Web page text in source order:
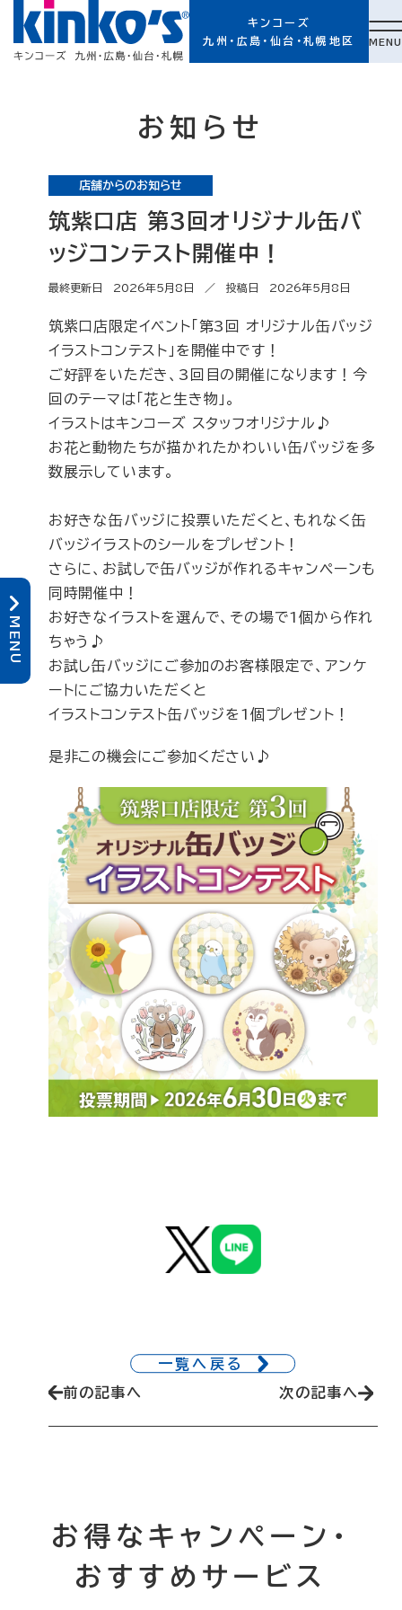
キンコーズ
九州・広島・仙台・札幌地区
MENU
M
E
N
U
お知らせ
店舗からのお知らせ
筑紫口店 第3回オリジナル缶バ
ッジコンテスト開催中！
最終更新日 2026年5月8日 ／ 投稿日 2026年5月8日
筑紫口店限定イベント「第3回 オリジナル缶バッジ
イラストコンテスト」を開催中です！
ご好評をいただき、3回目の開催になります！今
回のテーマは「花と生き物」。
イラストはキンコーズ スタッフオリジナル♪
お花と動物たちが描かれたかわいい缶バッジを多
数展示しています。
お好きな缶バッジに投票いただくと、もれなく缶
バッジイラストのシールをプレゼント！
さらに、お試しで缶バッジが作れるキャンペーンも
同時開催中！
お好きなイラストを選んで、その場で1個から作れ
ちゃう♪
お試し缶バッジにご参加のお客様限定で、アンケ
ートにご協力いただくと
イラストコンテスト缶バッジを1個プレゼント！
是非この機会にご参加ください♪
前の記事へ
一覧へ戻る
次の記事へ
お得なキャンペーン・
おすすめサービス